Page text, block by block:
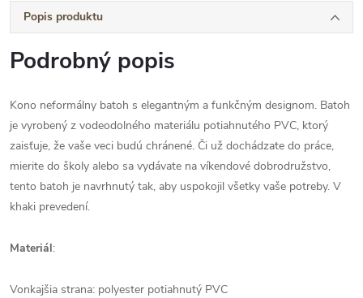
Popis produktu
Podrobný popis
Kono neformálny batoh s elegantným a funkčným designom. Batoh
je vyrobený z vodeodolného materiálu potiahnutého PVC, ktorý
zaisťuje, že vaše veci budú chránené. Či už dochádzate do práce,
mierite do školy alebo sa vydávate na víkendové dobrodružstvo,
tento batoh je navrhnutý tak, aby uspokojil všetky vaše potreby. V
khaki prevedení.
Materiál:
Vonkajšia strana: polyester potiahnutý PVC